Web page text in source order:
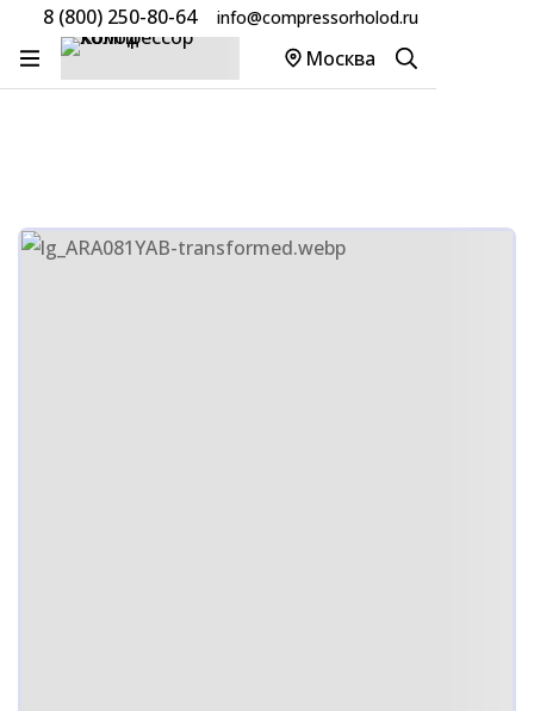
8 (800) 250-80-64 info@compressorholod.ru
Москва
Главная Товары
Компрессоры LG
Компрессор LG SBB052YA